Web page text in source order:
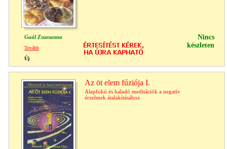
Gaál Zsuzsanna
Nincs
készleten
Tovább
Új
Az öt elem fúziója I.
Alapfokú és haladó meditációk a negatív
érzelmek átalakításához